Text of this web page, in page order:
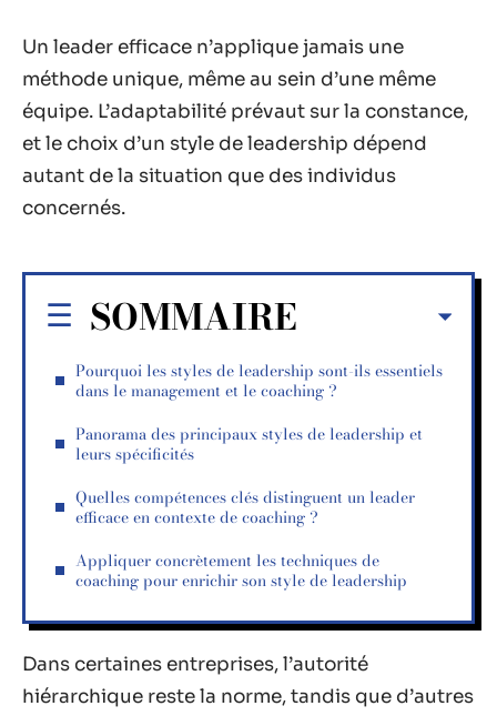
Un leader efficace n’applique jamais une
méthode unique, même au sein d’une même
équipe. L’adaptabilité prévaut sur la constance,
et le choix d’un style de leadership dépend
autant de la situation que des individus
concernés.
SOMMAIRE
Pourquoi les styles de leadership sont-ils essentiels
dans le management et le coaching ?
Panorama des principaux styles de leadership et
leurs spécificités
Quelles compétences clés distinguent un leader
efficace en contexte de coaching ?
Appliquer concrètement les techniques de
coaching pour enrichir son style de leadership
Dans certaines entreprises, l’autorité
hiérarchique reste la norme, tandis que d’autres